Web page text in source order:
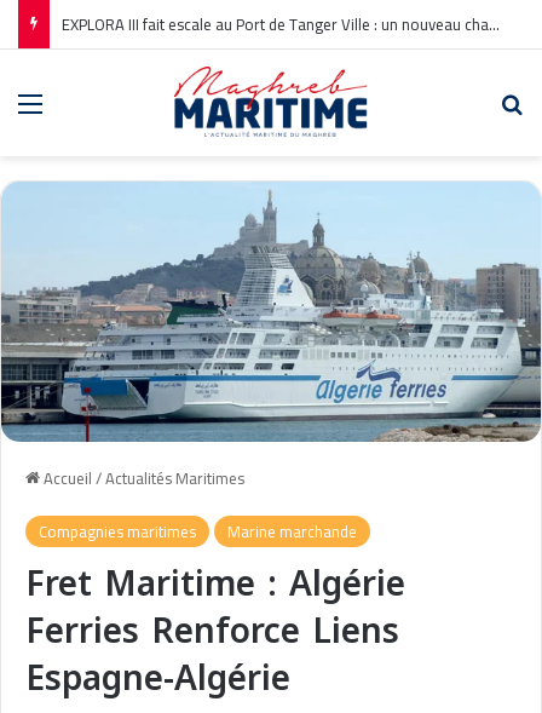
EXPLORA III fait escale au Port de Tanger Ville : un nouveau chapitre pour la croisière en Méditerranée
Accueil/Actualités Maritimes
Compagnies maritimes
Marine marchande
Fret Maritime : Algérie
Ferries Renforce Liens
Espagne-Algérie